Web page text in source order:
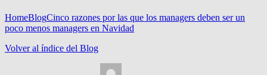
HomeBlogCinco razones por las que los managers deben ser un
poco menos managers en Navidad
Volver al índice del Blog